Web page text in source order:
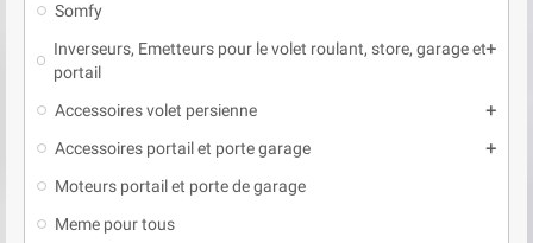
Somfy
Inverseurs, Emetteurs pour le volet roulant, store, garage et
portail
add
Accessoires volet persienne add
Accessoires portail et porte garage add
Moteurs portail et porte de garage
Meme pour tous